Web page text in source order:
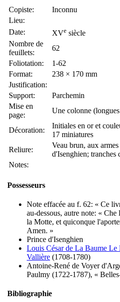
Copiste:
Inconnu
Lieu:
Date:
XVe siècle
Nombre de
feuillets:
62
Foliotation:
1-62
Format:
238 × 170 mm
Justification:
Support:
Parchemin
Mise en
page:
Une colonne
Décoration:
Initiales en or et
17 miniatures
Reliure:
Veau brun, aux
d'Isenghien; tranches
Notes:
Possesseurs
Note effacée au f. 62: « Ce
au-dessous, autre note: « Che
la Motte, et quiconque
Amen. »
Prince d'Isenghien
Louis César de La Baume Le
Vallière (1708-1780)
Antoine-René de Voyer
Paulmy (1722-1787), «
Bibliographie